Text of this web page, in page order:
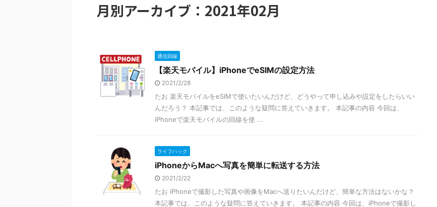
月別アーカイブ：2021年02月
通信回線
【楽天モバイル】iPhoneでeSIMの設定方法
2021/2/28
たお 楽天モバイルをeSIMで使いたいんだけど、どうやって申し込みや設定をしたらいい
んだろう？ 本記事では、このような疑問に答えていきます。 本記事の内容 今回は、
iPhoneで楽天モバイルの回線を使 ...
ライフハック
iPhoneからMacへ写真を簡単に転送する方法
2021/2/22
たお iPhoneで撮影した写真や画像をMacへ送りたいんだけど、簡単な方法はないかな？
本記事では、このような疑問に答えていきます。 本記事の内容 今回は、iPhoneで撮影し